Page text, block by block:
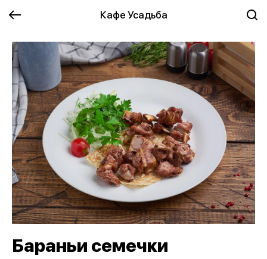
Кафе Усадьба
Бараньи семечки